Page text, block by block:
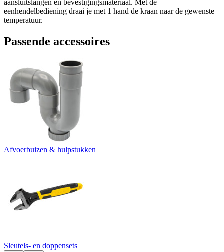
aansluitslangen en bevestigingsmateriaal. Met de
eenhendelbediening draai je met 1 hand de kraan naar de gewenste
temperatuur.
Passende accessoires
Afvoerbuizen & hulpstukken
Sleutels- en doppensets